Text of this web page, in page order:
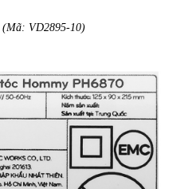
(Mã: VD2895-10)